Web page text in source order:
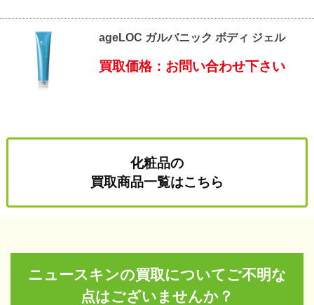
ageLOC ガルバニック ボディ ジェル
買取価格：お問い合わせ下さい
化粧品の
買取商品一覧はこちら
ニュースキンの買取についてご不明な
点はございませんか？